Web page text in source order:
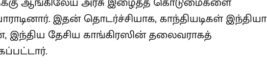
இதன் தொடர்ச்சியாக, காந்தியடிகள் இந்தியா
இந்திய தேசிய காங்கிரஸின் தலைவராகத்